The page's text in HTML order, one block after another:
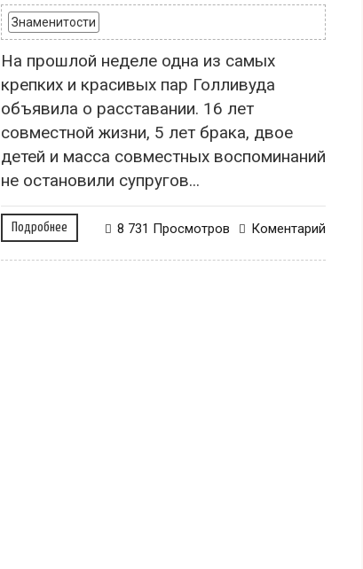
Знаменитости
На прошлой неделе одна из самых
крепких и красивых пар Голливуда
объявила о расставании. 16 лет
совместной жизни, 5 лет брака, двое
детей и масса совместных воспоминаний
не остановили супругов...
Подробнее Коментарий
8 731 Просмотров